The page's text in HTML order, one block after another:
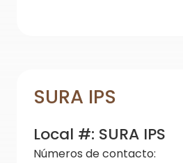
SURA IPS
Local #: SURA IPS
Números de contacto: